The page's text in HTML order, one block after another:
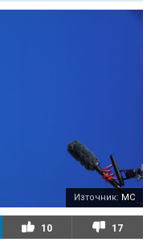
Източник: МС
10 17